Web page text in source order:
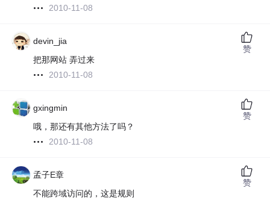
2010-11-08
devin_jia
把那网站 弄过来
2010-11-08
赞
gxingmin
哦，那还有其他方法了吗？
2010-11-08
赞
孟子E章
不能跨域访问的，这是规则
赞